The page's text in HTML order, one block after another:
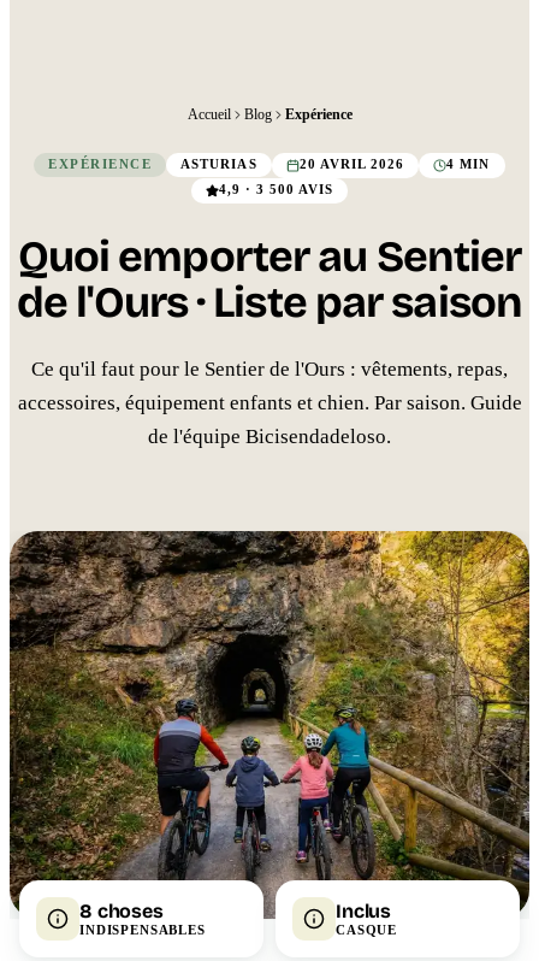
Accueil Blog Expérience
EXPÉRIENCE ASTURIAS 20 AVRIL 2026
4 MIN
4,9 · 3 500 AVIS
Quoi emporter au Sentier
de l'Ours · Liste par saison
Ce qu'il faut pour le Sentier de l'Ours : vêtements, repas,
accessoires, équipement enfants et chien. Par saison. Guide
de l'équipe Bicisendadeloso.
8 choses
INDISPENSABLES
Inclus
CASQUE